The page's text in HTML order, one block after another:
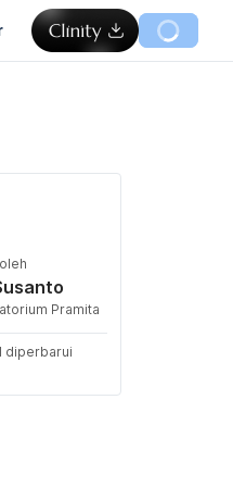
Pramita
diperbarui